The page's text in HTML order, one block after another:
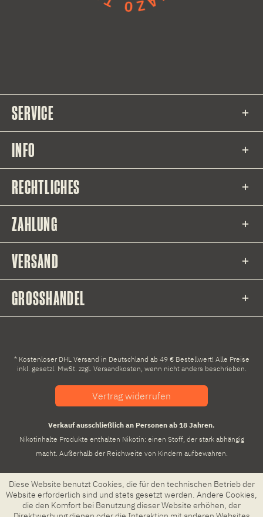
SERVICE
INFO
RECHTLICHES
ZAHLUNG
VERSAND
GROSSHANDEL
* Kostenloser DHL Versand in Deutschland ab 49 € Bestellwert! Alle Preise
inkl. gesetzl. MwSt. zzgl. Versandkosten , wenn nicht anders beschrieben.
Vertrag widerrufen
Verkauf ausschließlich an Personen ab 18 Jahren.
Nikotinhalte Produkte enthalten Nikotin: einen Stoff, der stark abhängig
macht. Außerhalb der Reichweite von Kindern aufbewahren.
Diese Website benutzt Cookies, die für den technischen Betrieb der
Website erforderlich sind und stets gesetzt werden. Andere Cookies,
die den Komfort bei Benutzung dieser Website erhöhen, der